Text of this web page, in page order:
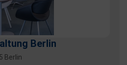
Berlin
Berlin